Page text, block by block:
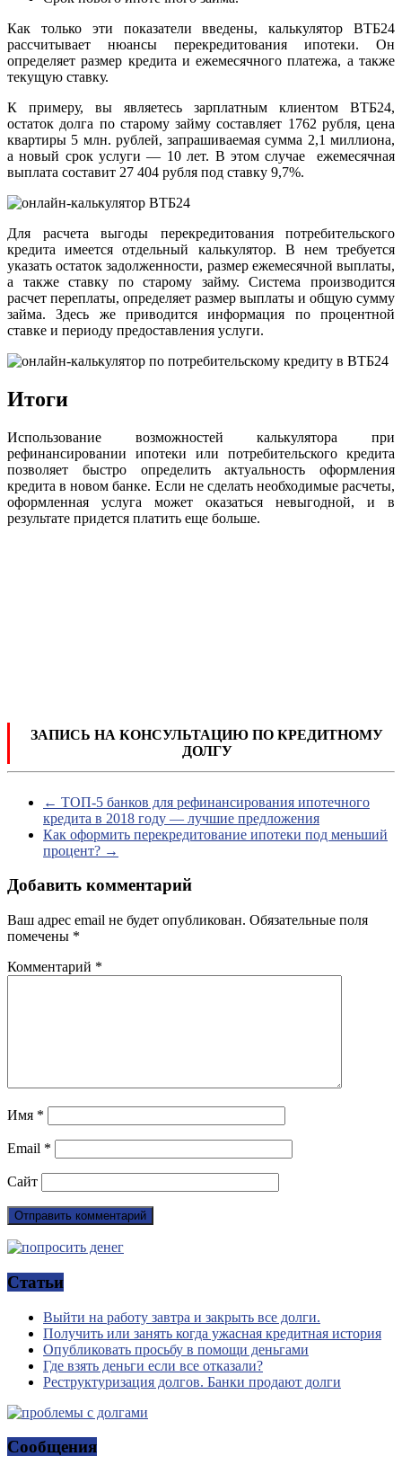
Как только эти показатели введены, калькулятор ВТБ24
рассчитывает нюансы перекредитования ипотеки. Он
определяет размер кредита и ежемесячного платежа, а также
текущую ставку.
К примеру, вы являетесь зарплатным клиентом ВТБ24,
остаток долга по старому займу составляет 1762 рубля, цена
квартиры 5 млн. рублей, запрашиваемая сумма 2,1 миллиона,
а новый срок услуги — 10 лет. В этом случае ежемесячная
выплата составит 27 404 рубля под ставку 9,7%.
Для расчета выгоды перекредитования потребительского
кредита имеется отдельный калькулятор. В нем требуется
указать остаток задолженности, размер ежемесячной выплаты,
а также ставку по старому займу. Система производится
расчет переплаты, определяет размер выплаты и общую сумму
займа. Здесь же приводится информация по процентной
ставке и периоду предоставления услуги.
Итоги
Использование возможностей калькулятора при
рефинансировании ипотеки или потребительского кредита
позволяет быстро определить актуальность оформления
кредита в новом банке. Если не сделать необходимые расчеты,
оформленная услуга может оказаться невыгодной, и в
результате придется платить еще больше.
ЗАПИСЬ НА КОНСУЛЬТАЦИЮ ПО КРЕДИТНОМУ
ДОЛГУ
← ТОП-5 банков для рефинансирования ипотечного
кредита в 2018 году — лучшие предложения
Как оформить перекредитование ипотеки под меньший
процент? →
Добавить комментарий
Ваш адрес email не будет опубликован. Обязательные поля
помечены *
Комментарий *
Имя *
Email *
Сайт
Статьи
Выйти на работу завтра и закрыть все долги.
Получить или занять когда ужасная кредитная история
Опубликовать просьбу в помощи деньгами
Где взять деньги если все отказали?
Реструктуризация долгов. Банки продают долги
Сообщения